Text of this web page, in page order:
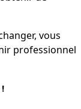
vous
professionnel